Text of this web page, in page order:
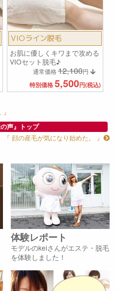
VIOライン脱毛
お肌に優しくキワまで攻める
VIOセット脱毛♪
通常価格12,100円
特別価格5,500円(税込)
の声』トップ
『 顔の産毛が気になり始めた。 』
体験レポート
モデルのkeiさんがエステ・脱毛
を体験しました！